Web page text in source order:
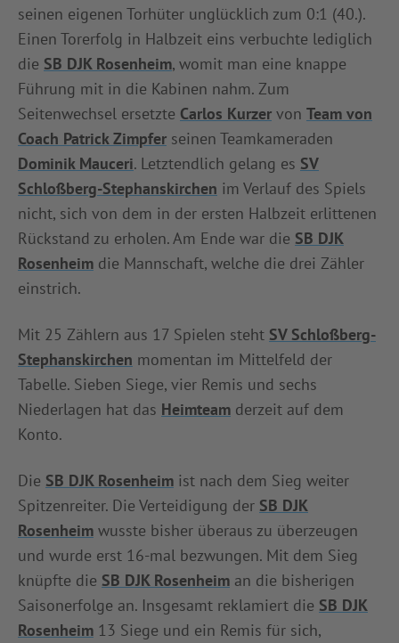
seinen eigenen Torhüter unglücklich zum 0:1 (40.).
Einen Torerfolg in Halbzeit eins verbuchte lediglich
die SB DJK Rosenheim, womit man eine knappe
Führung mit in die Kabinen nahm. Zum
Seitenwechsel ersetzte Carlos Kurzer von Team von
Coach Patrick Zimpfer seinen Teamkameraden
Dominik Mauceri. Letztendlich gelang es SV
Schloßberg-Stephanskirchen im Verlauf des Spiels
nicht, sich von dem in der ersten Halbzeit erlittenen
Rückstand zu erholen. Am Ende war die SB DJK
Rosenheim die Mannschaft, welche die drei Zähler
einstrich.
Mit 25 Zählern aus 17 Spielen steht SV Schloßberg-
Stephanskirchen momentan im Mittelfeld der
Tabelle. Sieben Siege, vier Remis und sechs
Niederlagen hat das Heimteam derzeit auf dem
Konto.
Die SB DJK Rosenheim ist nach dem Sieg weiter
Spitzenreiter. Die Verteidigung der SB DJK
Rosenheim wusste bisher überaus zu überzeugen
und wurde erst 16-mal bezwungen. Mit dem Sieg
knüpfte die SB DJK Rosenheim an die bisherigen
Saisonerfolge an. Insgesamt reklamiert die SB DJK
Rosenheim 13 Siege und ein Remis für sich,